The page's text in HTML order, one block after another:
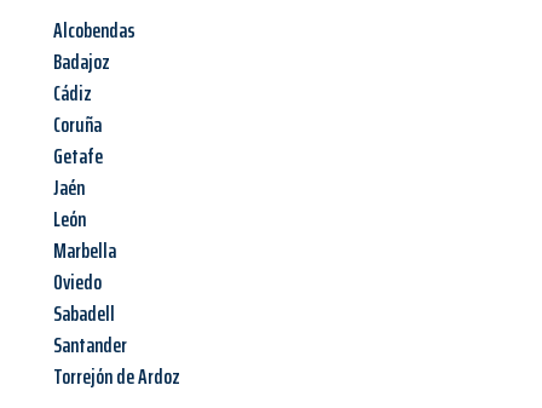
Alcobendas
Badajoz
Cádiz
Coruña
Getafe
Jaén
León
Marbella
Oviedo
Sabadell
Santander
Torrejón de Ardoz